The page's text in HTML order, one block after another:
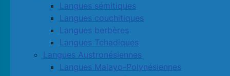
Langues sémitiques
Langues couchitiques
Langues berbères
Langues Tchadiques
Langues Austronésiennes
Langues Malayo-Polynésiennes